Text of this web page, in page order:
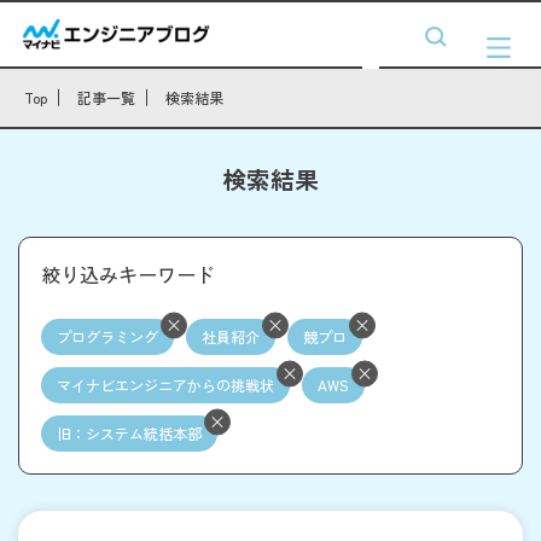
Top 記事一覧 検索結果
検索結果
絞り込みキーワード
プログラミング 社員紹介 競プロ
マイナビエンジニアからの挑戦状 AWS
旧：システム統括本部